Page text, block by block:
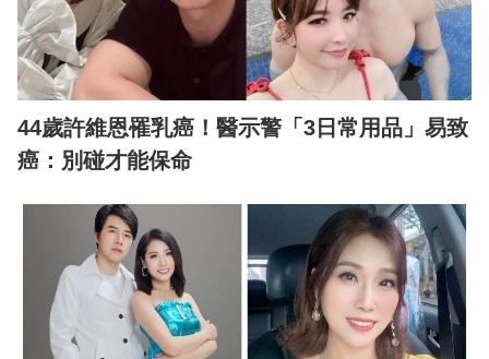
44歲許維恩罹乳癌！醫示警「3日常用品」易致
癌：別碰才能保命